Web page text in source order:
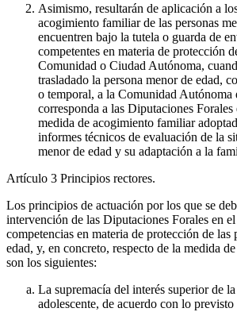
Asimismo, resultarán de aplicación a
acogimiento familiar de las personas
encuentren bajo la tutela o guarda de
competentes en materia de protección
Comunidad o Ciudad Autónoma,
trasladado la persona menor de edad,
o temporal, a la Comunidad Autónoma
corresponda a las Diputaciones
medida de acogimiento familiar
informes técnicos de evaluación de la
menor de edad y su adaptación a la
Artículo 3 Principios rectores.
Los principios de actuación por los que se
intervención de las Diputaciones Forales en
competencias en materia de protección de las
edad, y, en concreto, respecto de la medida
son los siguientes:
La supremacía del interés superior de
adolescente, de acuerdo con lo